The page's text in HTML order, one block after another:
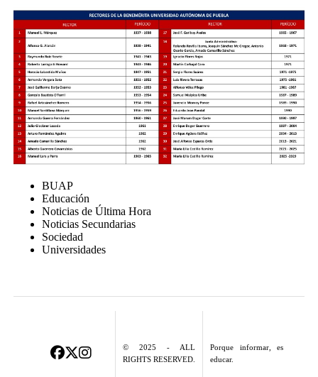
BUAP
Educación
Noticias de Última Hora
Noticias Secundarias
Sociedad
Universidades
© 2025 - ALL
RIGHTS RESERVED.
Porque informar, es
educar.